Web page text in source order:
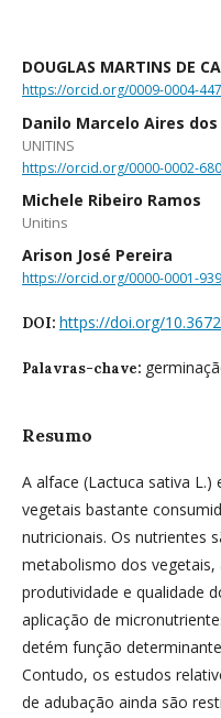
DOUGLAS MARTINS DE
https://orcid.org/0009-0004-
Danilo Marcelo Aires
UNITINS
https://orcid.org/0000-0002-
Michele Ribeiro Ramos
Unitins
Arison José Pereira
https://orcid.org/0000-0001-
DOI: https://doi.org/
Palavras-chave:
Resumo
A alface (Lactuca sativa L.)
vegetais bastante
nutricionais. Os nutrientes
metabolismo dos
produtividade e qualidade
aplicação de
detém função
Contudo, os estudos
de adubação ainda são